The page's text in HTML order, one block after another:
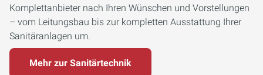
Komplettanbieter nach Ihren Wünschen und Vorstellungen
– vom Leitungsbau bis zur kompletten Ausstattung Ihrer
Sanitäranlagen um.
Mehr zur Sanitärtechnik